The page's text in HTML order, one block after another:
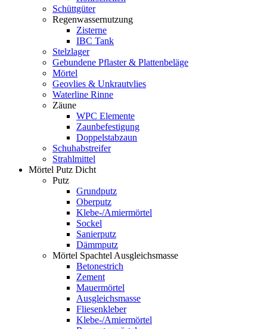
Schüttgüter
Regenwassernutzung
Zisterne
IBC Tank
Stelzlager
Gebundene Pflaster & Plattenbeläge
Mörtel
Geovlies & Unkrautvlies
Waterline Rinne
Zäune
WPC Elemente
Zaunbefestigung
Doppelstabzaun
Schuhabstreifer
Strahlmittel
Mörtel Putz Dicht
Putz
Grundputz
Oberputz
Klebe-/Amiermörtel
Sockel
Sanierputz
Dämmputz
Mörtel Spachtel Ausgleichsmasse
Betonestrich
Zement
Mauermörtel
Ausgleichsmasse
Fliesenkleber
Klebe-/Amiermörtel